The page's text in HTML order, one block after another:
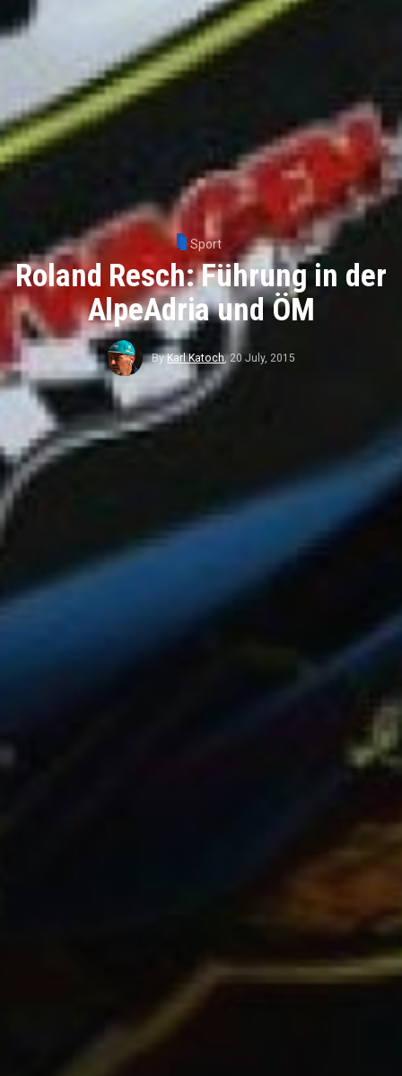
Sport
Roland Resch: Führung in der
AlpeAdria und ÖM
ByKarl Katoch, 20 July, 2015